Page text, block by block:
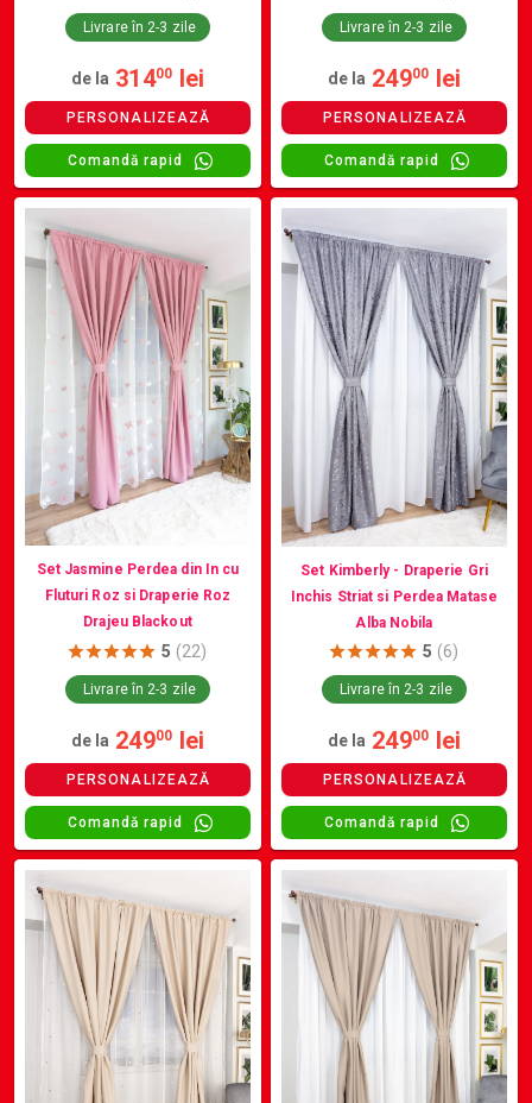
Livrare în 2-3 zile
de la 31400 lei
PERSONALIZEAZĂ
Comandă rapid
Livrare în 2-3 zile
de la 24900 lei
PERSONALIZEAZĂ
Comandă rapid
Set Jasmine Perdea din In cu
Fluturi Roz si Draperie Roz
Drajeu Blackout
5 (22)
Livrare în 2-3 zile
de la 24900 lei
PERSONALIZEAZĂ
Comandă rapid
Set Kimberly - Draperie Gri
Inchis Striat si Perdea Matase
Alba Nobila
5 (6)
Livrare în 2-3 zile
de la 24900 lei
PERSONALIZEAZĂ
Comandă rapid